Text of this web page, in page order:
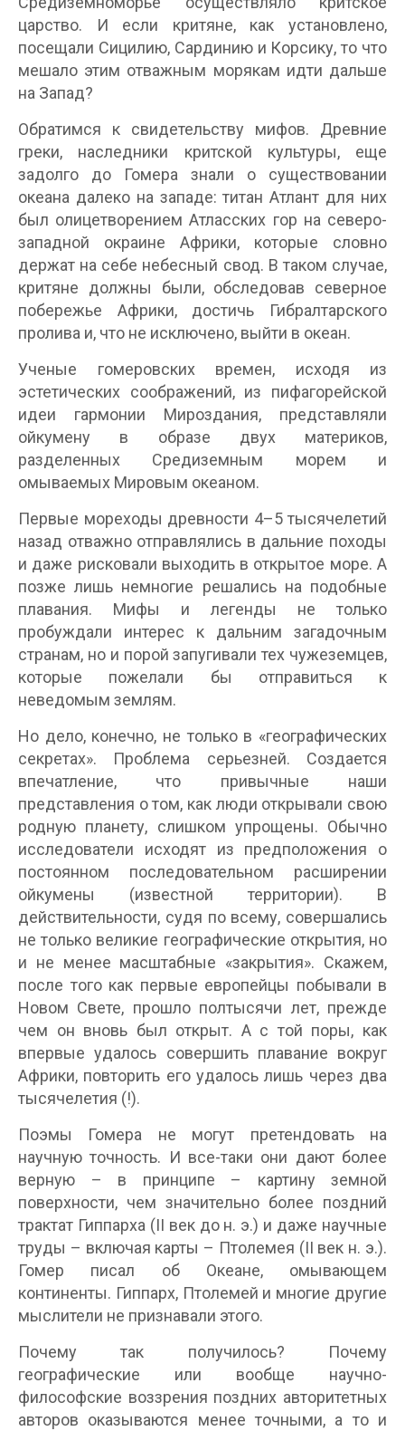
царство. И если критяне, как установлено,
посещали Сицилию, Сардинию и Корсику, то что
мешало этим отважным морякам идти дальше
на Запад?
Обратимся к свидетельству мифов. Древние
греки, наследники критской культуры, еще
задолго до Гомера знали о существовании
океана далеко на западе: титан Атлант для них
был олицетворением Атласских гор на северо-
западной окраине Африки, которые словно
держат на себе небесный свод. В таком случае,
критяне должны были, обследовав северное
побережье Африки, достичь Гибралтарского
пролива и, что не исключено, выйти в океан.
Ученые гомеровских времен, исходя из
эстетических соображений, из пифагорейской
идеи гармонии Мироздания, представляли
ойкумену в образе двух материков,
разделенных Средиземным морем и
омываемых Мировым океаном.
Первые мореходы древности 4–5 тысячелетий
назад отважно отправлялись в дальние походы
и даже рисковали выходить в открытое море. А
позже лишь немногие решались на подобные
плавания. Мифы и легенды не только
пробуждали интерес к дальним загадочным
странам, но и порой запугивали тех чужеземцев,
которые пожелали бы отправиться к
неведомым землям.
Но дело, конечно, не только в «географических
секретах». Проблема серьезней. Создается
впечатление, что привычные наши
представления о том, как люди открывали свою
родную планету, слишком упрощены. Обычно
исследователи исходят из предположения о
постоянном последовательном расширении
ойкумены (известной территории). В
действительности, судя по всему, совершались
не только великие географические открытия, но
и не менее масштабные «закрытия». Скажем,
после того как первые европейцы побывали в
Новом Свете, прошло полтысячи лет, прежде
чем он вновь был открыт. А с той поры, как
впервые удалось совершить плавание вокруг
Африки, повторить его удалось лишь через два
тысячелетия (!).
Поэмы Гомера не могут претендовать на
научную точность. И все-таки они дают более
верную – в принципе – картину земной
поверхности, чем значительно более поздний
трактат Гиппарха (II век до н. э.) и даже научные
труды – включая карты – Птолемея (II век н. э.).
Гомер писал об Океане, омывающем
континенты. Гиппарх, Птолемей и многие другие
мыслители не признавали этого.
Почему так получилось? Почему
географические или вообще научно-
философские воззрения поздних авторитетных
авторов оказываются менее точными, а то и